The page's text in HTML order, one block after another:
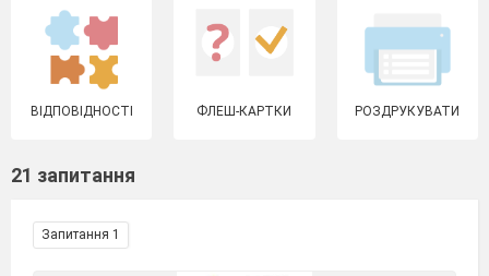
ВІДПОВІДНОСТІ ФЛЕШ-КАРТКИ РОЗДРУКУВАТИ
21 запитання
Запитання 1